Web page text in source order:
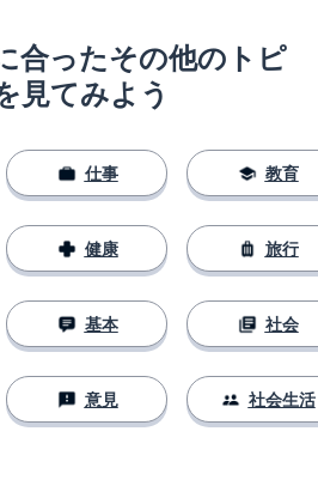
合ったその他のトピ
見てみよう
仕事
健康
基本
意見
教育
旅行
社会
社会生活